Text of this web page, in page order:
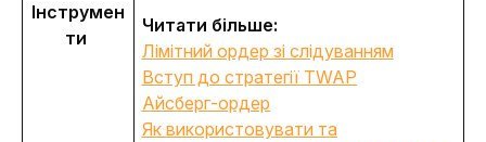
Інструмен
ти
Читати більше:
Лімітний ордер зі слідуванням
Вступ до стратегії TWAP
Айсберг-ордер
Як використовувати та